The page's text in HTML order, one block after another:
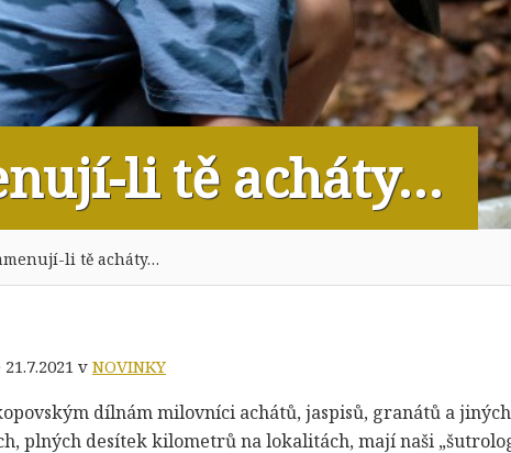
li tě acháty…
li tě acháty…
v NOVINKY
dílnám milovníci achátů, jaspisů, granátů a
plných desítek kilometrů na lokalitách, mají naši